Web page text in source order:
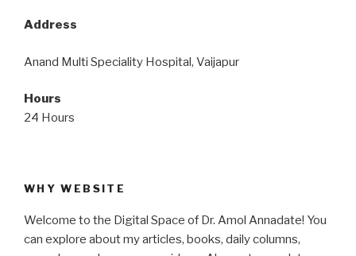
Address
Anand Multi Speciality Hospital, Vaijapur
Hours
24 Hours
WHY WEBSITE
Welcome to the Digital Space of Dr. Amol Annadate! You
can explore about my articles, books, daily columns,